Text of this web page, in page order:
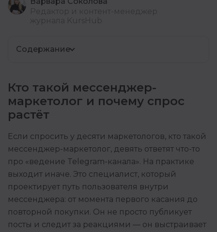
Содержание
Кто такой мессенджер-
маркетолог и почему спрос
растёт
Если спросить у десяти маркетологов, кто такой
мессенджер-маркетолог, девять ответят что-то
про «ведение Telegram-канала». На практике
выходит иначе. Это специалист, который
проектирует путь пользователя внутри
мессенджера: от момента первого касания до
повторной покупки. Он не просто публикует
посты и следит за реакциями — он выстраивает